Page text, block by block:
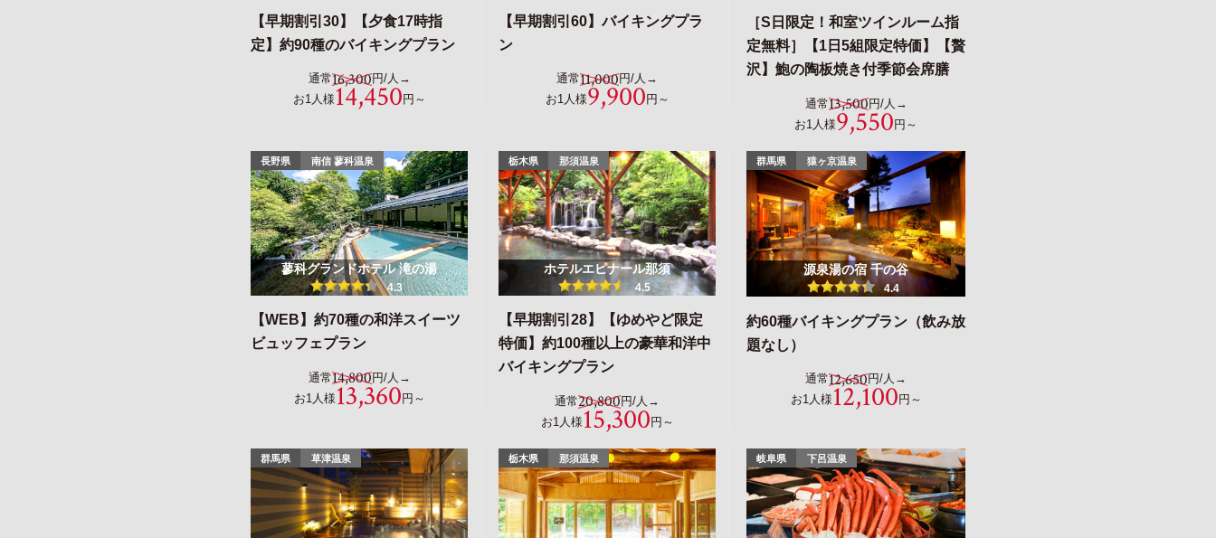
【早期割引30】【夕食17時指
定】約90種のバイキングプラン
通常16,300円/人→
お1人様14,450 円～
【早期割引60】バイキングプラ
ン
通常11,000円/人→
お1人様9,900 円～
［S日限定！和室ツインルーム指
定無料］【1日5組限定特価】【贅
沢】鮑の陶板焼き付季節会席膳
通常13,500円/人→
お1人様9,550 円～
長野県 南信 蓼科温泉
蓼科グランドホテル 滝の湯
4.3
【WEB】約70種の和洋スイーツ
ビュッフェプラン
通常14,800円/人→
お1人様13,360 円～
栃木県 那須温泉
ホテルエピナール那須
4.5
【早期割引28】【ゆめやど限定
特価】約100種以上の豪華和洋中
バイキングプラン
通常20,800円/人→
お1人様15,300 円～
群馬県 猿ヶ京温泉
源泉湯の宿 千の谷
4.4
約60種バイキングプラン（飲み放
題なし）
通常12,650円/人→
お1人様12,100 円～
群馬県 草津温泉 栃木県 那須温泉 岐阜県 下呂温泉